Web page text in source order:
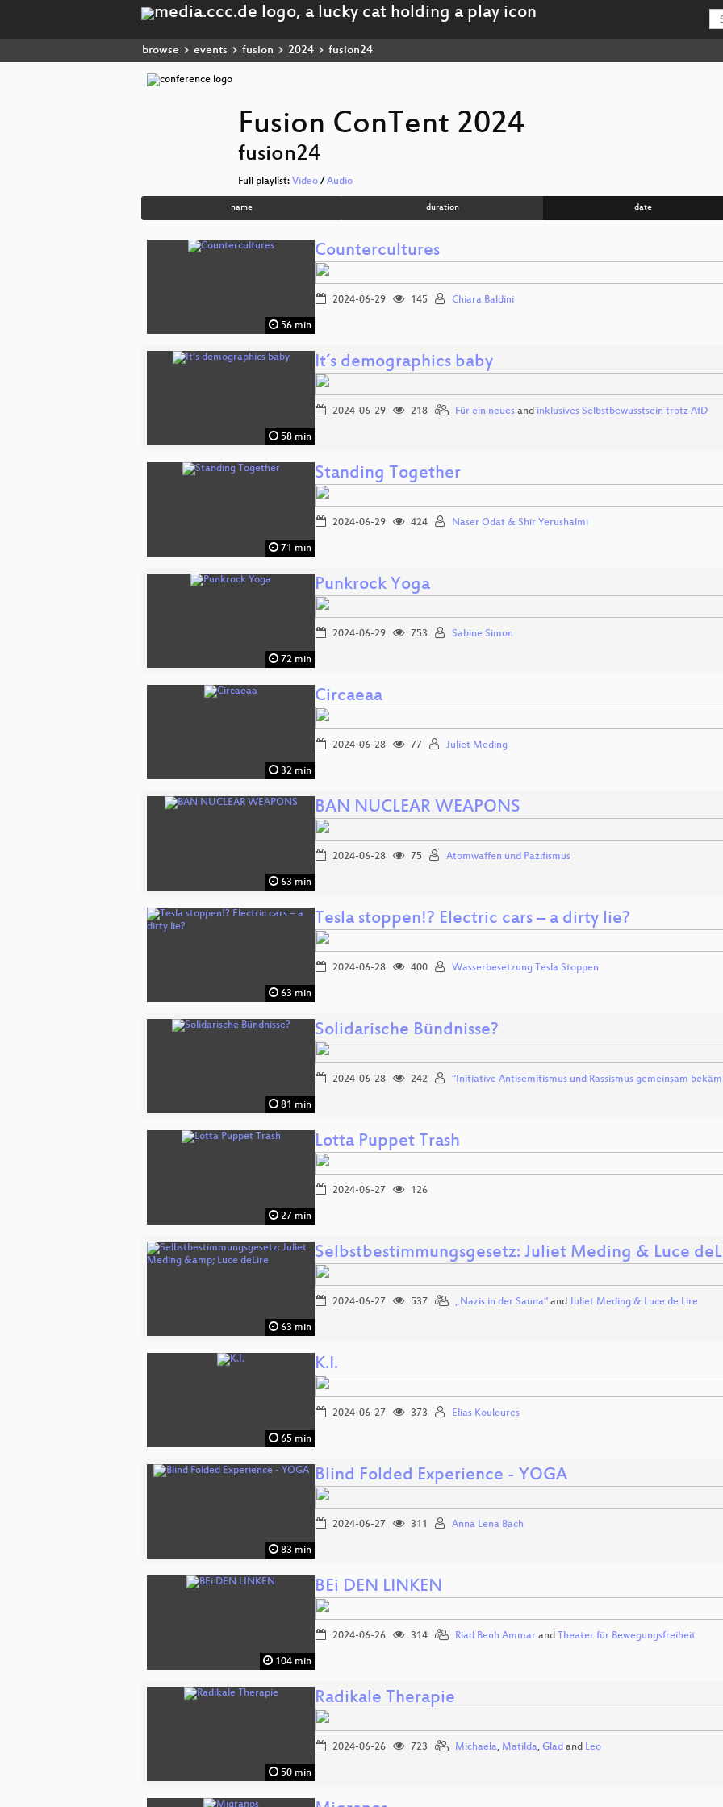
browse events fusion 2024 fusion24
Fusion ConTent 2024
fusion24
Full playlist: Video / Audio
name duration date
56 min
Countercultures
2024-06-29 145 Chiara Baldini
58 min
It´s demographics baby
2024-06-29 218 Für ein neues and inklusives Selbstbewusstsein trotz AfD
71 min
Standing Together
2024-06-29 424 Naser Odat & Shir Yerushalmi
72 min
Punkrock Yoga
2024-06-29 753 Sabine Simon
32 min
Circaeaa
2024-06-28 77 Juliet Meding
63 min
BAN NUCLEAR WEAPONS
2024-06-28 75 Atomwaffen und Pazifismus
63 min
Tesla stoppen!? Electric cars – a dirty lie?
2024-06-28 400 Wasserbesetzung Tesla Stoppen
81 min
Solidarische Bündnisse?
2024-06-28 242 “Initiative Antisemitismus und Rassismus gemeinsam
27 min
Lotta Puppet Trash
2024-06-27 126
63 min
Selbstbestimmungsgesetz: Juliet Meding & Luce
2024-06-27 537 „Nazis in der Sauna“ and Juliet Meding & Luce de Lire
65 min
K.I.
2024-06-27 373 Elias Kouloures
83 min
Blind Folded Experience - YOGA
2024-06-27 311 Anna Lena Bach
104 min
BEi DEN LINKEN
2024-06-26 314 Riad Benh Ammar and Theater für Bewegungsfreiheit
50 min
Radikale Therapie
2024-06-26 723 Michaela, Matilda, Glad and Leo